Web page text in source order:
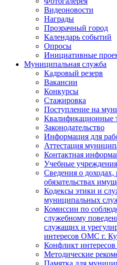
Видеоновости
Награды
Прозрачный город
Календарь событий
Опросы
Инициативные
Муниципальная служба
Кадровый резерв
Вакансии
Конкурсы
Стажировка
Поступление на
Квалификационные
Законодательство
Информация для
Аттестация
Контактная
Учебные учреждения
Сведения о доходах,
обязательствах
Кодексы этики и
муниципальных
Комиссии по
служебному
служащих и
интересов ОМС г.
Конфликт
Методические
Памятка для